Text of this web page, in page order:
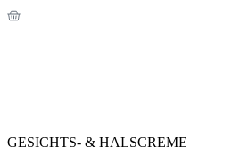
GESICHTS- & HALSCREME